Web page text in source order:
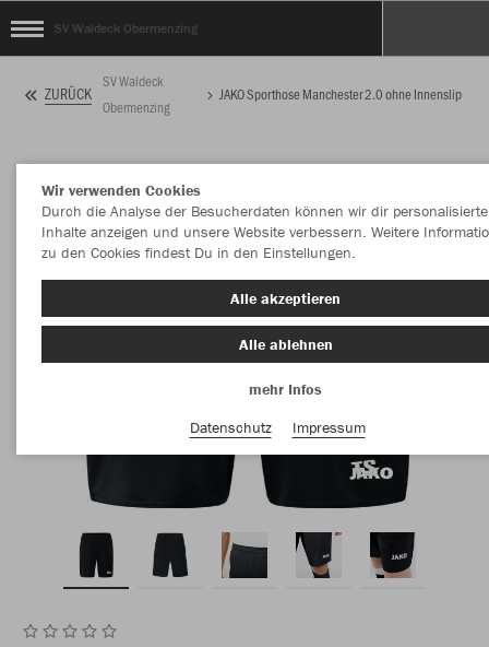
SV Waldeck Obermenzing
ZURÜCK
SV Waldeck
Obermenzing
JAKO Sporthose Manchester 2.0 ohne Innenslip
Wir verwenden Cookies
Durch die Analyse der Besucherdaten können wir dir personalisierte
Inhalte anzeigen und unsere Website verbessern. Weitere
zu den Cookies findest Du in den Einstellungen.
Alle akzeptieren
Alle ablehnen
mehr Infos
Datenschutz
Impressum